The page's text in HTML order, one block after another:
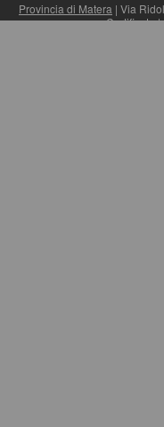
Provincia di Matera | Via
Certificata|